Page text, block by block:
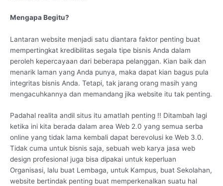
Mengapa Begitu?
Lantaran website menjadi satu diantara faktor penting buat
mempertingkat kredibilitas segala tipe bisnis Anda dalam
peroleh kepercayaan dari beberapa pelanggan. Kian baik dan
menarik laman yang Anda punya, maka dapat kian bagus pula
integritas bisnis Anda. Tetapi, tak jarang orang masih yang
mengacuhkannya dan memandang jika website itu tak penting.
Padahal realita andil situs itu amatlah penting !! Ditambah lagi
ketika ini kita berada dalam area Web 2.0 yang semua serba
online yang tidak lama kembali dapat berevolusi ke Web 3.0.
Tidak cuma untuk bisnis saja, sebuah web karya jasa web
design profesional juga bisa dipakai untuk keperluan
Organisasi, lalu buat Lembaga, untuk Kampus, buat Sekolahan,
website bertindak penting buat memperkenalkan suatu hal